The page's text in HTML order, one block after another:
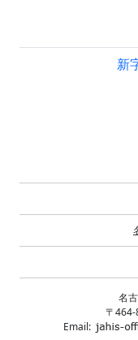
新
名
〒464-
Email: